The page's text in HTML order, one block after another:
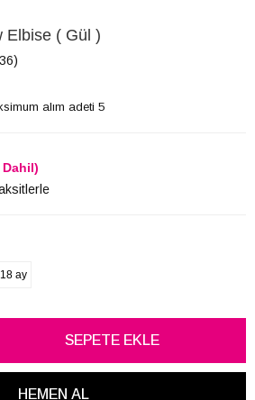
Elbise ( Gül )
alım adeti 5
Dahil)
18 ay